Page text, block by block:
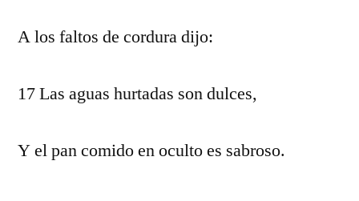
A los faltos de cordura dijo:
17 Las aguas hurtadas son dulces,
Y el pan comido en oculto es sabroso.